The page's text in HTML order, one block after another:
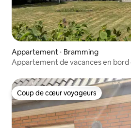
Appartement ⋅ Bramming
Appartement de vacances en
Coup de cœur voyageurs
Coup de cœur voyageurs